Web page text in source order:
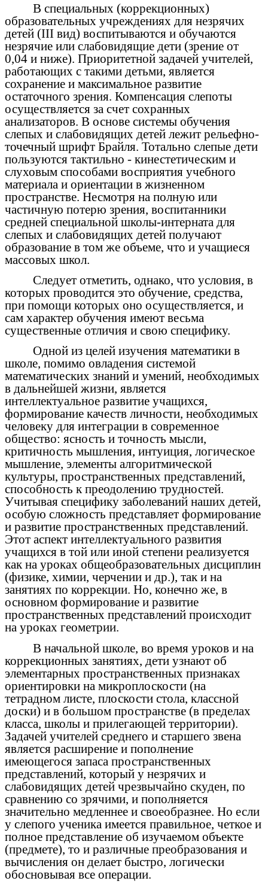
В специальных (коррекционных)
образовательных учреждениях для незрячих
детей (III вид) воспитываются и обучаются
незрячие или слабовидящие дети (зрение от
0,04 и ниже). Приоритетной задачей учителей,
работающих с такими детьми, является
сохранение и максимальное развитие
остаточного зрения. Компенсация слепоты
осуществляется за счет сохранных
анализаторов. В основе системы обучения
слепых и слабовидящих детей лежит рельефно-
точечный шрифт Брайля. Тотально слепые дети
пользуются тактильно - кинестетическим и
слуховым способами восприятия учебного
материала и ориентации в жизненном
пространстве. Несмотря на полную или
частичную потерю зрения, воспитанники
средней специальной школы-интерната для
слепых и слабовидящих детей получают
образование в том же объеме, что и учащиеся
массовых школ.
Следует отметить, однако, что условия, в
которых проводится это обучение, средства,
при помощи которых оно осуществляется, и
сам характер обучения имеют весьма
существенные отличия и свою специфику.
Одной из целей изучения математики в
школе, помимо овладения системой
математических знаний и умений, необходимых
в дальнейшей жизни, является
интеллектуальное развитие учащихся,
формирование качеств личности, необходимых
человеку для интеграции в современное
общество: ясность и точность мысли,
критичность мышления, интуиция, логическое
мышление, элементы алгоритмической
культуры, пространственных представлений,
способность к преодолению трудностей.
Учитывая специфику заболеваний наших детей,
особую сложность представляет формирование
и развитие пространственных представлений.
Этот аспект интеллектуального развития
учащихся в той или иной степени реализуется
как на уроках общеобразовательных дисциплин
(физике, химии, черчении и др.), так и на
занятиях по коррекции. Но, конечно же, в
основном формирование и развитие
пространственных представлений происходит
на уроках геометрии.
В начальной школе, во время уроков и на
коррекционных занятиях, дети узнают об
элементарных пространственных признаках
ориентировки на микроплоскости (на
тетрадном листе, плоскости стола, классной
доски) и в большом пространстве (в пределах
класса, школы и прилегающей территории).
Задачей учителей среднего и старшего звена
является расширение и пополнение
имеющегося запаса пространственных
представлений, который у незрячих и
слабовидящих детей чрезвычайно скуден, по
сравнению со зрячими, и пополняется
значительно медленнее и своеобразнее. Но если
у слепого ученика имеется правильное, четкое и
полное представление об изучаемом объекте
(предмете), то и различные преобразования и
вычисления он делает быстро, логически
обосновывая все операции.